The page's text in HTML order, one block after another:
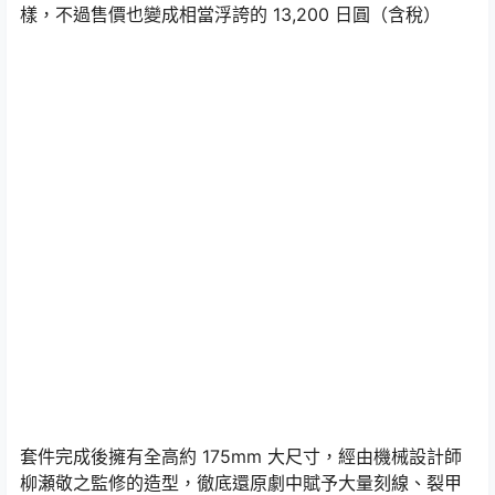
樣，不過售價也變成相當浮誇的 13,200 日圓（含稅）
套件完成後擁有全高約 175mm 大尺寸，經由機械設計師
柳瀬敬之監修的造型，徹底還原劇中賦予大量刻線、裂甲